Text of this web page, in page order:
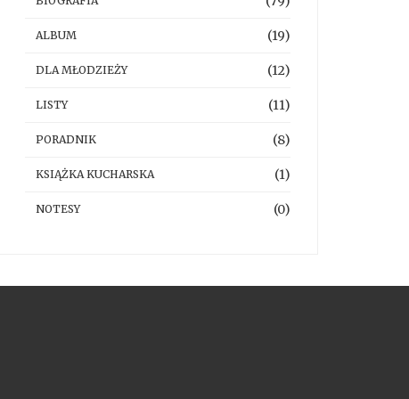
ALBUM (19)
DLA MŁODZIEŻY (12)
LISTY (11)
PORADNIK (8)
KSIĄŻKA KUCHARSKA (1)
NOTESY (0)